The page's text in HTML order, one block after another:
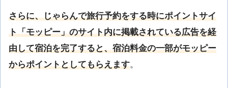
さらに、じゃらんで旅行予約をする時にポイントサイ
ト「モッピー」のサイト内に掲載されている広告を経
由して宿泊を完了すると、宿泊料金の一部がモッピー
からポイントとしてもらえます。